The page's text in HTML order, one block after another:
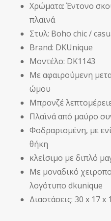
Χρώματα: Έντονο
πλαϊνά
Στυλ: Boho chic /
Brand: DKUnique
Μοντέλο: DK1143
Με αφαιρούμενη
ώμου
Μπρονζέ
Πλαϊνά από μαύρο
Φοδραρισμένη, με
θήκη
κλείσιμο με διπλό
Με μοναδικό
λογότυπο dkunique
Διαστάσεις: 30 x 17 x